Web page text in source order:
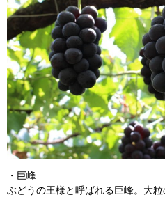
・巨峰
ぶどうの王様と呼ばれる巨峰。大粒